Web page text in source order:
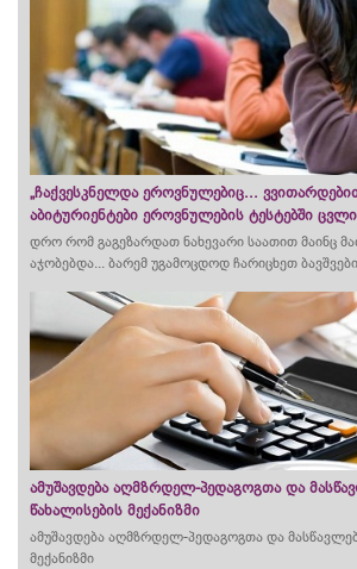
„ჩაქვესკნელდა ეროვნულებიც...
აბიტურიენტები ეროვნულების ტესტებში
დრო რომ გაგეზარდათ ნახევარი საათით მაინც
აჯობებდა... ბარემ უგამოცდოდ ჩარიცხეთ
ამუშავდება აღმზრდელ-პედაგოგთა და
წახალისების მექანიზმი
ამუშავდება აღმზრდელ-პედაგოგთა და
მექანიზმი